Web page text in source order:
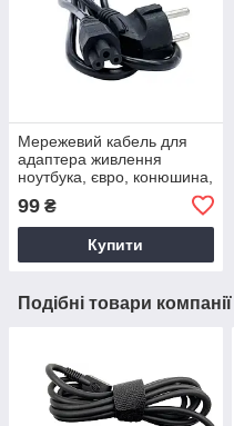
Мережевий кабель для
адаптера живлення
ноутбука, євро, конюшина,
99 ₴
Купити
Подібні товари компанії